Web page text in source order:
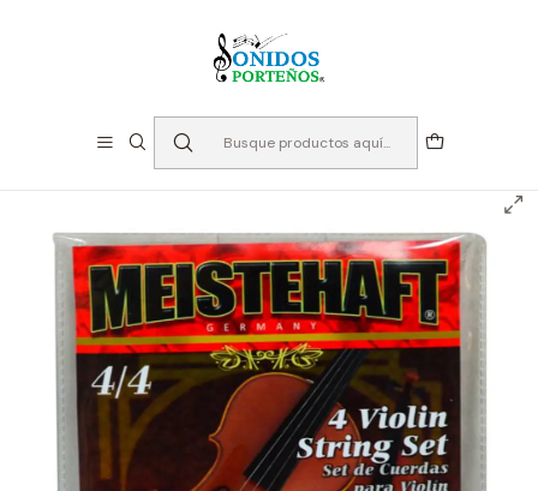
Cuerdas
Cuerdas para Violín